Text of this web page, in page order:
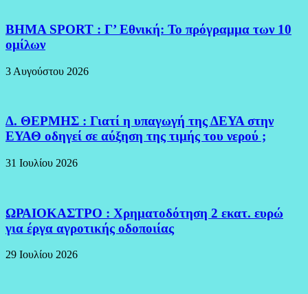
BHMA SPORT : Γ’ Εθνική: Το πρόγραμμα των 10
ομίλων
3 Αυγούστου 2026
Δ. ΘΕΡΜΗΣ : Γιατί η υπαγωγή της ΔΕΥΑ στην
ΕΥΑΘ οδηγεί σε αύξηση της τιμής του νερού ;
31 Ιουλίου 2026
ΩΡΑΙΟΚΑΣΤΡΟ : Χρηματοδότηση 2 εκατ. ευρώ
για έργα αγροτικής οδοποιίας
29 Ιουλίου 2026